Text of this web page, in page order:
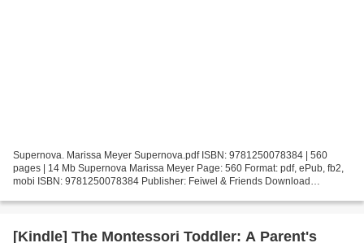
Supernova. Marissa Meyer Supernova.pdf ISBN: 9781250078384 | 560
pages | 14 Mb Supernova Marissa Meyer Page: 560 Format: pdf, ePub, fb2,
mobi ISBN: 9781250078384 Publisher: Feiwel & Friends Download
[Kindle] The Montessori Toddler: A Parent's